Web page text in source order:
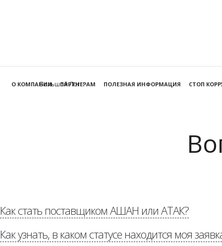
Большой Лог
О КОМПАНИИ ПАРТНЕРАМ ПОЛЕЗНАЯ ИНФОРМАЦИЯ СТОП
Как стать поставщиком АШАН или АТАК?
«Потенциальным
Как узнать, в каком статусе находится моя